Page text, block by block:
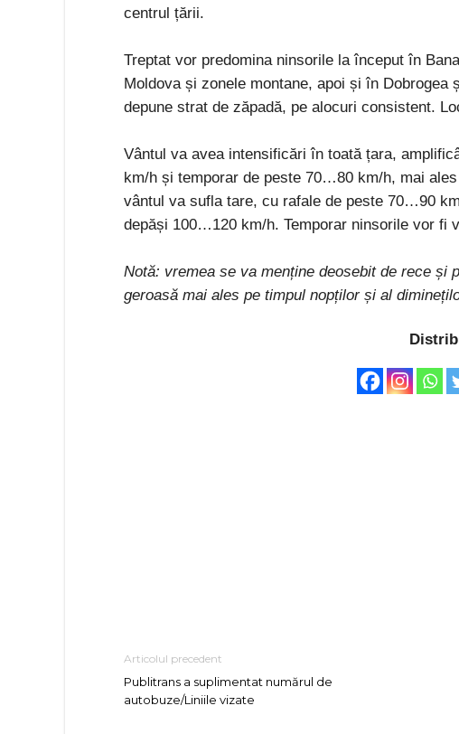
centrul țării.
Treptat vor predomina ninsorile la început în
Moldova și zonele montane, apoi și în
depune strat de zăpadă, pe alocuri consistent.
Vântul va avea intensificări în toată țara,
km/h și temporar de peste 70…80 km/h, mai
vântul va sufla tare, cu rafale de peste 70…90
depăși 100…120 km/h. Temporar ninsorile vor fi
Notă: vremea se va menține deosebit de rece și
geroasă mai ales pe timpul nopților și al
Articolul precedent
Publitrans a suplimentat numărul de
autobuze/Liniile vizate